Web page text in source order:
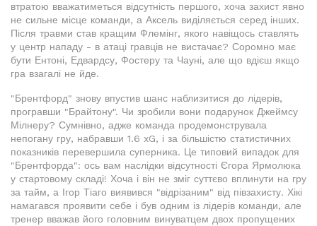
втратою вважатиметься відсутність першого, хоча захист явно
не сильне місце команди, а Аксель виділяється серед інших.
Після травми став кращим Флемінг, якого навіщось ставлять
у центр нападу - в атаці гравців не вистачає? Соромно має
бути Ентоні, Едвардсу, Фостеру та Чауні, але що вдієш якщо
гра взагалі не йде.
"Брентфорд" знову впустив шанс наблизитися до лідерів,
програвши "Брайтону". Чи зробили вони подарунок Джеймсу
Мілнеру? Сумнівно, адже команда продемонструвала
непогану гру, набравши 1.6 xG, і за більшістю статистичних
показників перевершила суперника. Це типовий випадок для
"Брентфорда": ось вам наслідки відсутності Єгора Ярмолюка
у стартовому складі! Хоча і він не зміг суттєво вплинути на гру
за тайм, а Ігор Тіаго виявився "відрізаним" від півзахисту. Хікі
намагався проявити себе і був одним із лідерів команди, але
тренер вважав його головним винуватцем двох пропущених